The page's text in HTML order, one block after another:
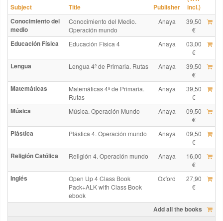
Subject Title Publisher
incl.)
Conocimiento del
medio
Conocimiento del Medio.
Operación mundo
Anaya
39,50
€
Educación Física Educación Física 4 Anaya
03,00
€
Lengua Lengua 4º de Primaria. Rutas Anaya
39,50
€
Matemáticas
Matemáticas 4º de Primaria.
Rutas
Anaya
39,50
€
Música Música. Operación Mundo Anaya
09,50
€
Plástica Plástica 4. Operación mundo Anaya
09,50
€
Religión Católica Religión 4. Operación mundo Anaya
16,00
€
Inglés
Open Up 4 Class Book
Pack+ALK with Class Book
ebook
Oxford
27,90
€
Add all the books